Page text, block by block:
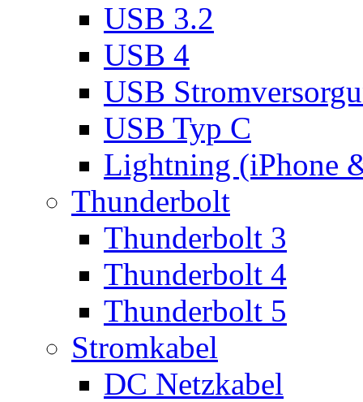
USB 3.2
USB 4
USB
USB Typ C
Lightning (iPhone
Thunderbolt
Thunderbolt 3
Thunderbolt 4
Thunderbolt 5
Stromkabel
DC Netzkabel